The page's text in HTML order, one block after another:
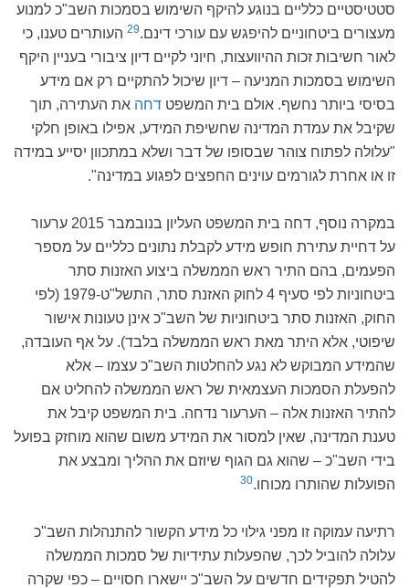
סטטיסטיים כלליים בנוגע להיקף השימוש בסמכות השב"כ למנוע
מעצורים ביטחוניים להיפגש עם עורכי דינם.29 העותרים טענו, כי
לאור חשיבות זכות ההיוועצות, חיוני לקיים דיון ציבורי בעניין היקף
השימוש בסמכות המניעה – דיון שיכול להתקיים רק אם מידע
בסיסי ביותר נחשף. אולם בית המשפט דחה את העתירה, תוך
שקיבל את עמדת המדינה שחשיפת המידע, אפילו באופן חלקי
"עלולה לפתוח צוהר שבסופו של דבר ושלא במתכוון יסייע במידה
זו או אחרת לגורמים עוינים החפצים לפגוע במדינה".
במקרה נוסף, דחה בית המשפט העליון בנובמבר 2015 ערעור
על דחיית עתירת חופש מידע לקבלת נתונים כלליים על מספר
הפעמים, בהם התיר ראש הממשלה ביצוע האזנות סתר
ביטחוניות לפי סעיף 4 לחוק האזנת סתר, התשל"ט-1979 (לפי
החוק, האזנות סתר ביטחוניות של השב"כ אינן טעונות אישור
שיפוטי, אלא היתר מאת ראש הממשלה בלבד). על אף העובדה,
שהמידע המבוקש לא נגע להחלטות השב"כ עצמו – אלא
להפעלת הסמכות העצמאית של ראש הממשלה להחליט אם
להתיר האזנות אלה – הערעור נדחה. בית המשפט קיבל את
טענת המדינה, שאין למסור את המידע משום שהוא מוחזק בפועל
בידי השב"כ – שהוא גם הגוף שיוזם את ההליך ומבצע את
הפועלות שהותרו מכוחו.30
רתיעה עמוקה זו מפני גילוי כל מידע הקשור להתנהלות השב"כ
עלולה להוביל לכך, שהפעלות עתידיות של סמכות הממשלה
להטיל תפקידים חדשים על השב"כ יישארו חסויים – כפי שקרה